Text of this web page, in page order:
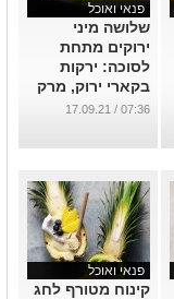
פנאי ואוכל
שלושה מיני
ירוקים מתחת
לסוכה: ירקות
בקארי ירוק, מרק
אספרגוס ושעועית
ריקוטה
07:36 / 17.09.21
פנאי ואוכל
קינוח מטורף לחג